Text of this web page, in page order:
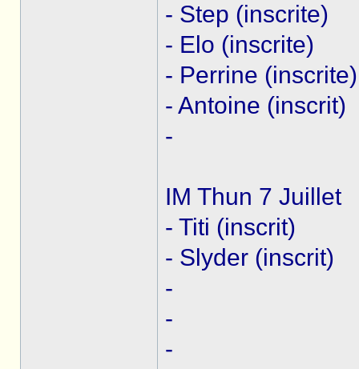
- Step (inscrite)
- Elo (inscrite)
- Perrine (inscrite)
- Antoine (inscrit)
-
IM Thun 7 Juillet
- Titi (inscrit)
- Slyder (inscrit)
-
-
-